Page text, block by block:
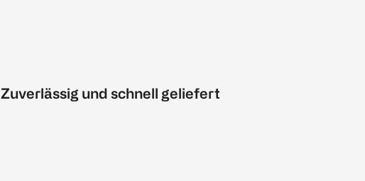
Zuverlässig und schnell geliefert